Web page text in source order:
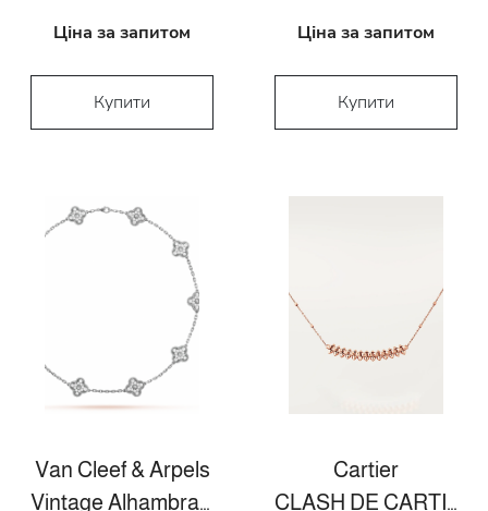
Ціна за запитом
Купити
Ціна за запитом
Купити
Van Cleef & Arpels
Vintage Alhambra necklace, 10 motifs
Cartier
CLASH DE CARTIER NECKLACE SMALL MODEL